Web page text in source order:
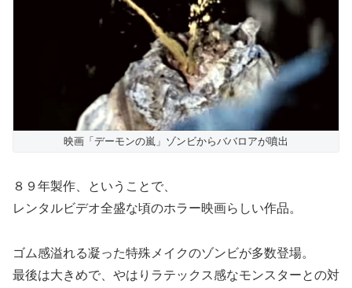
映画「デーモンの嵐」ゾンビからババロアが噴出
８９年製作、ということで、
レンタルビデオ全盛な頃のホラー映画らしい作品。
ゴム感溢れる凝った特殊メイクのゾンビが多数登場。
最後は大きめで、やはりラテックス感なモンスターとの対